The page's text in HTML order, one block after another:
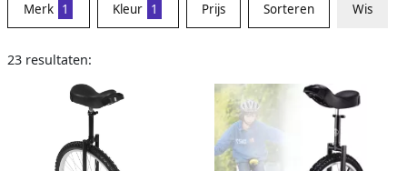
Merk 1 Kleur 1 Prijs Sorteren Wis
23 resultaten: